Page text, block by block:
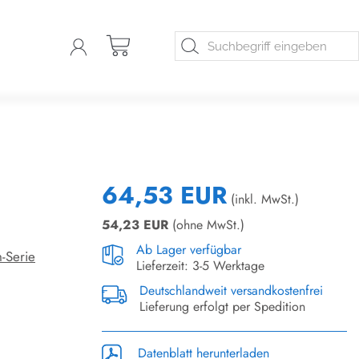
Serie
64,53 EUR (inkl. MwSt.)
54,23 EUR (ohne MwSt.)
Ab Lager verfügbar
Lieferzeit: 3-5 Werktage
Deutschlandweit versandkostenfrei
Lieferung erfolgt per Spedition
Datenblatt herunterladen